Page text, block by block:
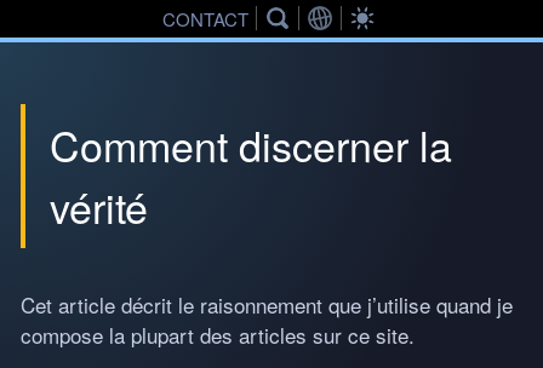
CONTACT
Comment discerner la
vérité
Cet article décrit le raisonnement que j’utilise quand je
compose la plupart des articles sur ce site.